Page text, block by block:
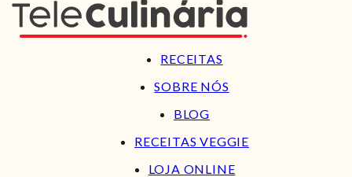
RECEITAS
SOBRE NÓS
BLOG
RECEITAS VEGGIE
LOJA ONLINE